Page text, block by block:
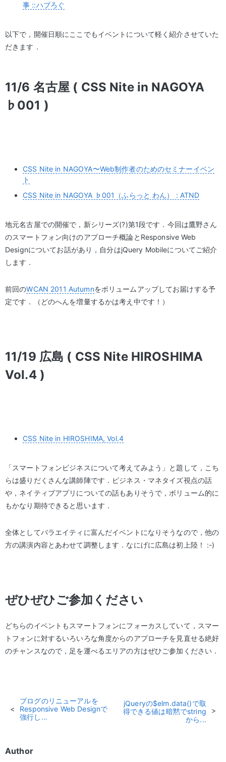
事 ::ハブろぐ
以下で，開催日順にここでもイベントについて軽く紹介させていた
だきます．
11/6 名古屋 ( CSS Nite in NAGOYA
♭001 )
CSS Nite in NAGOYA〜Web制作者のためのセミナーイベン
ト
CSS Nite in NAGOYA ♭001（ふらっと わん） : ATND
地元名古屋での開催で，新シリーズ(?)第1段です．今回は鷹野さん
のスマートフォン向けのアプローチ概論とResponsive Web
Designについてお話があり，自分はjQuery Mobileについてご紹介
します．
前回のWCAN 2011 Autumnをボリュームアップしてお届けする予
定です．（どのへんを増量するかは考え中です！）
11/19 広島 ( CSS Nite HIROSHIMA
Vol.4 )
CSS Nite in HIROSHIMA, Vol.4
「スマートフォンビジネスについて考えてみよう」と題して，こち
らは盛りだくさんな講師陣です．ビジネス・マネタイズ視点の話
や，ネイティブアプリについての話もありそうで，ボリューム的に
もかなり期待できると思います．
全体としてバラエイティに富んだイベントになりそうなので，他の
方の講演内容とあわせて調整します．なにげに広島は初上陸！ :-)
ぜひぜひご参加ください
どちらのイベントもスマートフォンにフォーカスしていて，スマー
トフォンに対するいろいろな角度からのアプローチを見直せる絶好
のチャンスなので，足を運べるエリアの方はぜひご参加ください．
ブログのリニューアルを
Responsive Web Designで
強行し...
jQueryの$elm.data()で取
得できる値は暗黙でstring
から...
Author